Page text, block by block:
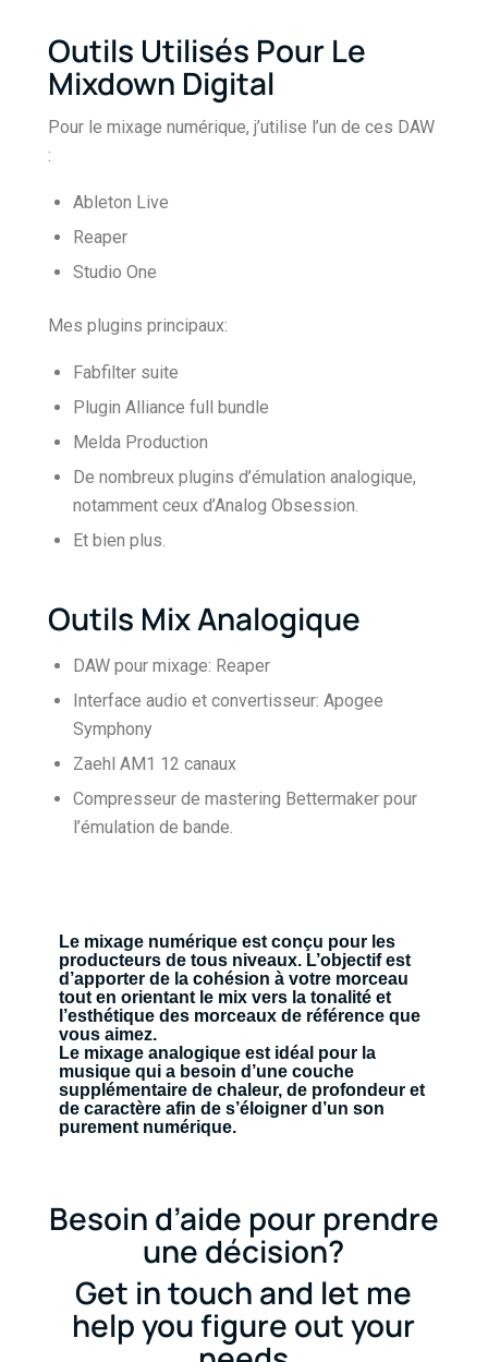
Outils Utilisés Pour Le
Mixdown Digital
Pour le mixage numérique, j’utilise l’un de ces DAW
:
Ableton Live
Reaper
Studio One
Mes plugins principaux:
Fabfilter suite
Plugin Alliance full bundle
Melda Production
De nombreux plugins d’émulation analogique,
notamment ceux d’Analog Obsession.
Et bien plus.
Outils Mix Analogique
DAW pour mixage: Reaper
Interface audio et convertisseur: Apogee
Symphony
Zaehl AM1 12 canaux
Compresseur de mastering Bettermaker pour
l’émulation de bande.
Le mixage numérique est conçu pour les
producteurs de tous niveaux. L’objectif est
d’apporter de la cohésion à votre morceau
tout en orientant le mix vers la tonalité et
l’esthétique des morceaux de référence que
vous aimez.
Le mixage analogique est idéal pour la
musique qui a besoin d’une couche
supplémentaire de chaleur, de profondeur et
de caractère afin de s’éloigner d’un son
purement numérique.
Besoin d’aide pour prendre
une décision?
Get in touch and let me
help you figure out your